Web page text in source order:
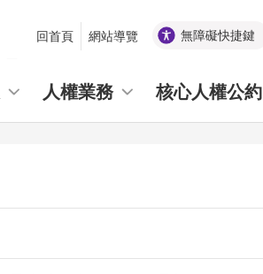
回首頁 網站導覽 無障礙快捷鍵
人權業務 核心人權公約